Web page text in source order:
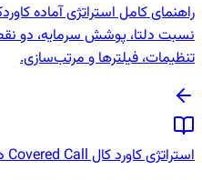
راهنمای کامل استراتژی آماده
نسبت دلتا، پوشش سرمایه، دو
تنظیمات، فیلترها و مرتب‌سازی.
استراتژی کاورد کال Covered Call در اختیار معامله